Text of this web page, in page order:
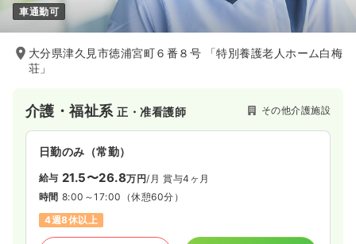
車通勤可
大分県津久見市徳浦宮町６番８号 「特別養護老人ホーム白梅
荘」
介護・福祉系正・准看護師 その他介護施設
日勤のみ（常勤）
給与 21.5〜26.8万円/月 賞与4ヶ月
時間 8:00～17:00 （休憩60分）
4週8休以上